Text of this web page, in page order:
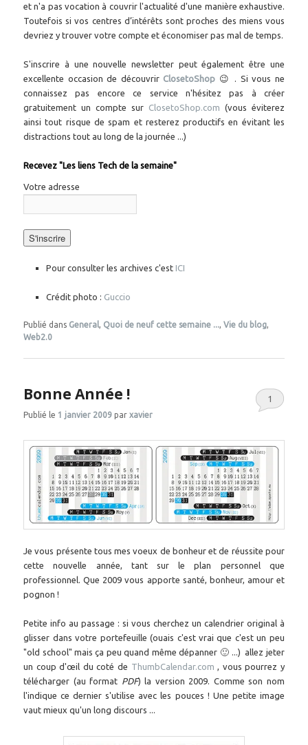
et n'a pas vocation à couvrir l'actualité d'une manière exhaustive.
Toutefois si vos centres d’intérêts sont proches des miens vous
devriez y trouver votre compte et économiser pas mal de temps.
S'inscrire à une nouvelle newsletter peut également être une
excellente occasion de découvrir ClosetoShop 😉 . Si vous ne
connaissez pas encore ce service n'hésitez pas à créer
gratuitement un compte sur ClosetoShop.com (vous éviterez
ainsi tout risque de spam et resterez productifs en évitant les
distractions tout au long de la journée ...)
Recevez "Les liens Tech de la semaine"
Votre adresse
Pour consulter les archives c'est ICI
Crédit photo : Guccio
Publié dans General, Quoi de neuf cette semaine ...,Vie du blog,
Web2.0
Bonne Année !
Publié le1 janvier 2009 parxavier
1
Je vous présente tous mes voeux de bonheur et de réussite pour
cette nouvelle année, tant sur le plan personnel que
professionnel. Que 2009 vous apporte santé, bonheur, amour et
pognon !
Petite info au passage : si vous cherchez un calendrier original à
glisser dans votre portefeuille (ouais c'est vrai que c'est un peu
"old school" mais ça peu quand même dépanner 🙂 ...) allez jeter
un coup d'œil du coté de ThumbCalendar.com , vous pourrez y
télécharger (au format PDF) la version 2009. Comme son nom
l'indique ce dernier s'utilise avec les pouces ! Une petite image
vaut mieux qu'un long discours ...